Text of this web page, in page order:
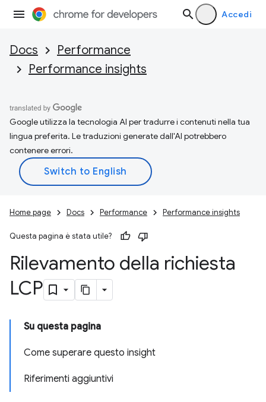
Accedi
Docs
Performance
Performance insights
Google utilizza la tecnologia AI per tradurre i contenuti nella tua
lingua preferita. Le traduzioni generate dall'AI potrebbero
contenere errori.
Home page Docs Performance Performance insights
Questa pagina è stata utile?
Rilevamento della richiesta
LCP
Su questa pagina
Come superare questo insight
Riferimenti aggiuntivi